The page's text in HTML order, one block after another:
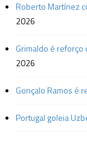
Roberto Martínez
2026
Grimaldo é reforço
2026
Gonçalo Ramos é
Portugal goleia